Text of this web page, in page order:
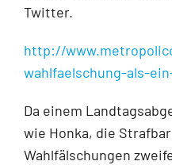
Twitter.
http://
wahlfaelschung-als-
Da einem
wie Honka, die
Wahlfälschungen